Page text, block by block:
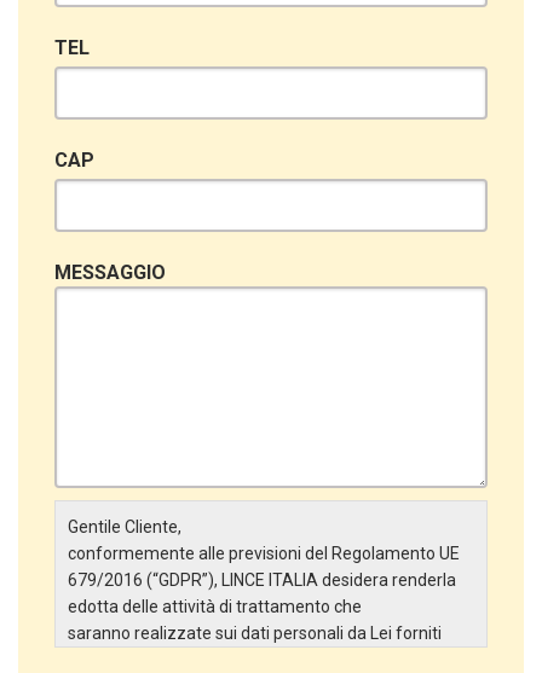
TEL
CAP
MESSAGGIO
Gentile Cliente,
conformemente alle previsioni del Regolamento UE
679/2016 (“GDPR”), LINCE ITALIA desidera renderla
edotta delle attività di trattamento che
saranno realizzate sui dati personali da Lei forniti